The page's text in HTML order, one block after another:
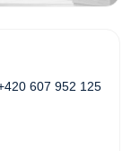
607 952 125